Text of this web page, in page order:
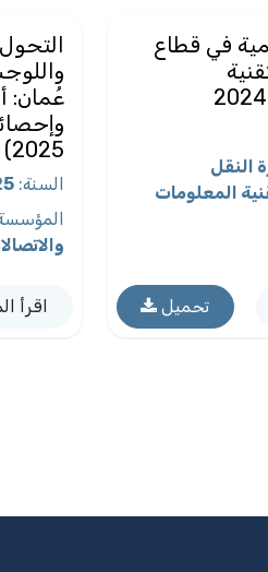
في قطاع
النقل
المعلومات
تحميل
عُمان:
2025)
السنة:
اقرأ